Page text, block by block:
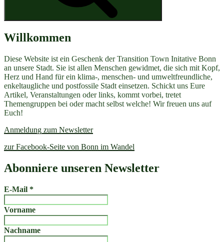
Willkommen
Diese Website ist ein Geschenk der Transition Town Initative Bonn
an unsere Stadt. Sie ist allen Menschen gewidmet, die sich mit Kopf,
Herz und Hand für ein klima-, menschen- und umweltfreundliche,
enkeltaugliche und postfossile Stadt einsetzen. Schickt uns Eure
Artikel, Veranstaltungen oder links, kommt vorbei, tretet
Themengruppen bei oder macht selbst welche! Wir freuen uns auf
Euch!
Anmeldung zum Newsletter
zur Facebook-Seite von Bonn im Wandel
Abonniere unseren Newsletter
E-Mail *
Vorname
Nachname